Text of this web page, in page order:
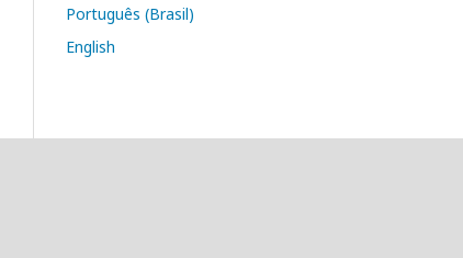
Português (Brasil)
English